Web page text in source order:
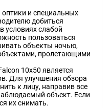
и специальных
добиться
условиях слабой
пользоваться
объекты ночью,
пролетающими
10x50 является
Для улучшения обзора
к лицу, направив все
объект. Если
их снимать.